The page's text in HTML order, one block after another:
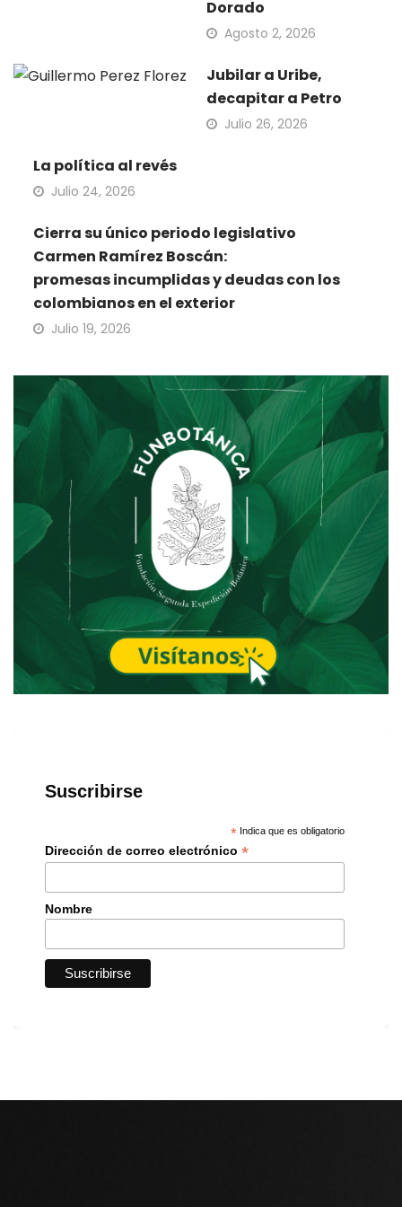
Dorado
Agosto 2, 2026
Jubilar a Uribe,
decapitar a Petro
Julio 26, 2026
La política al revés
Julio 24, 2026
Cierra su único periodo legislativo
Carmen Ramírez Boscán:
promesas incumplidas y deudas con los
colombianos en el exterior
Julio 19, 2026
Suscribirse
* Indica que es obligatorio
Dirección de correo electrónico *
Nombre